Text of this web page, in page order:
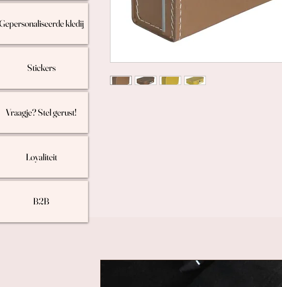
kledij
Stickers
Vraagje? Stel gerust!
Loyaliteit
B2B